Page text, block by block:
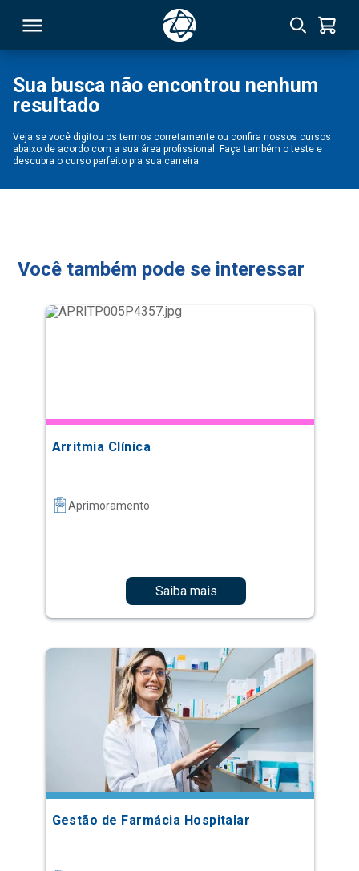
Sua busca não encontrou nenhum
resultado
Veja se você digitou os termos corretamente ou confira nossos cursos
abaixo de acordo com a sua área profissional. Faça também o teste e
descubra o curso perfeito pra sua carreira.
Você também pode se interessar
Arritmia Clínica
Aprimoramento
Saiba mais
Gestão de Farmácia Hospitalar